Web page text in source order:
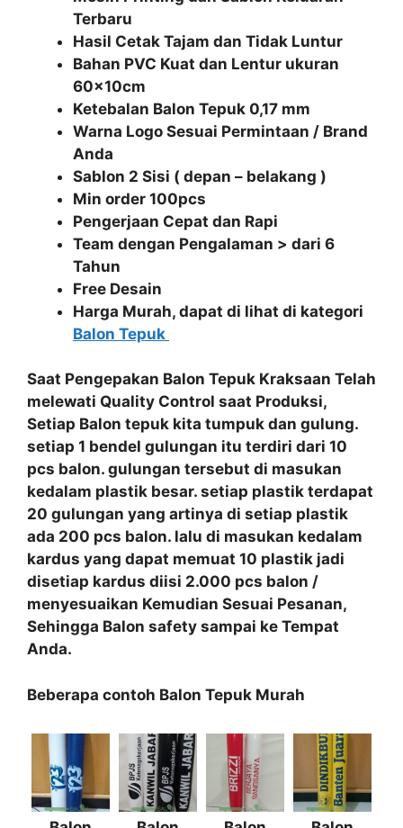
Terbaru
Hasil Cetak Tajam dan Tidak Luntur
Bahan PVC Kuat dan Lentur ukuran
60x10cm
Ketebalan Balon Tepuk 0,17 mm
Warna Logo Sesuai Permintaan / Brand
Anda
Sablon 2 Sisi ( depan – belakang )
Min order 100pcs
Pengerjaan Cepat dan Rapi
Team dengan Pengalaman > dari 6
Tahun
Free Desain
Harga Murah, dapat di lihat di kategori
Balon Tepuk
Saat Pengepakan Balon Tepuk Kraksaan Telah
melewati Quality Control saat Produksi,
Setiap Balon tepuk kita tumpuk dan gulung.
setiap 1 bendel gulungan itu terdiri dari 10
pcs balon. gulungan tersebut di masukan
kedalam plastik besar. setiap plastik terdapat
20 gulungan yang artinya di setiap plastik
ada 200 pcs balon. lalu di masukan kedalam
kardus yang dapat memuat 10 plastik jadi
disetiap kardus diisi 2.000 pcs balon /
menyesuaikan Kemudian Sesuai Pesanan,
Sehingga Balon safety sampai ke Tempat
Anda.
Beberapa contoh Balon Tepuk Murah